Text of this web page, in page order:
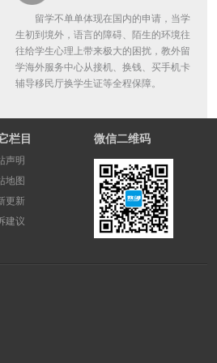
留学不单单体现在国内的申请，当学
生初到境外，语言的障碍、陌生的环境往
往给学生心理上带来极大的困扰，教外留
学海外服务中心从接机、换钱、买手机卡
辅导移民厅换学生证等全程保障。
栏目
声明
地图
更新
建议
微信二维码